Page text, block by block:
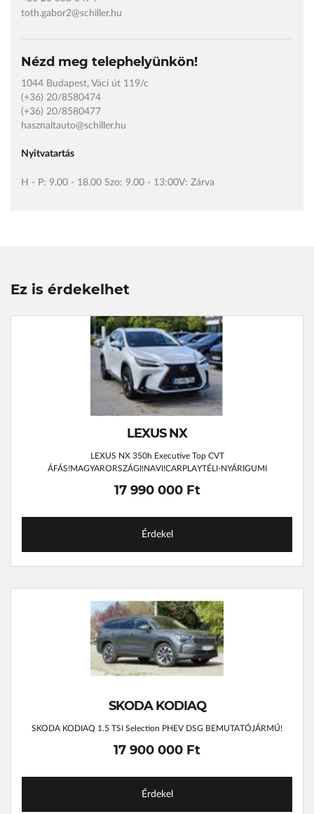
toth.gabor2@schiller.hu
Nézd meg telephelyünkön!
1044 Budapest, Váci út 119/c
(+36) 20/8580474
(+36) 20/8580477
hasznaltauto@schiller.hu
Nyitvatartás
H - P: 9.00 - 18.00 Szo: 9.00 - 13:00V: Zárva
Ez is érdekelhet
LEXUS NX
LEXUS NX 350h Executive Top CVT
ÁFÁS!MAGYARORSZÁGI!NAVI!CARPLAYTÉLI-NYÁRIGUMI
17 990 000 Ft
Érdekel
SKODA KODIAQ
SKODA KODIAQ 1.5 TSI Selection PHEV DSG BEMUTATÓJÁRMŰ!
17 900 000 Ft
Érdekel